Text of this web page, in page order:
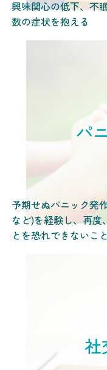
興味関心の低下、不
数の症状を抱える
パ
予期せぬパニック発
など)を経験し、再度
とを恐れできないこ
社